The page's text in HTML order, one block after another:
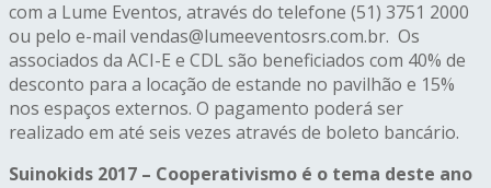
com a Lume Eventos, através do telefone (51) 3751 2000
ou pelo e-mail vendas@lumeeventosrs.com.br. Os
associados da ACI-E e CDL são beneficiados com 40% de
desconto para a locação de estande no pavilhão e 15%
nos espaços externos. O pagamento poderá ser
realizado em até seis vezes através de boleto bancário.
Suinokids 2017 – Cooperativismo é o tema deste ano